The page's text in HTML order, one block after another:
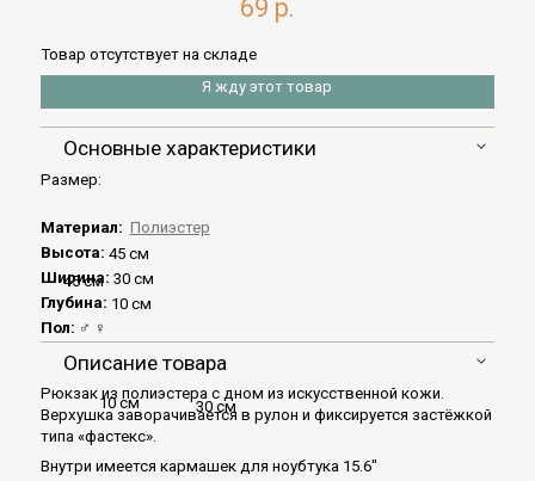
69 р.
Товар отсутствует на складе
Я жду этот товар
Основные характеристики
45 см
10 см 30 см
Размер:
Материал: Полиэстер
Высота: 45 см
Ширина: 30 см
Глубина: 10 см
Пол: ♂ ♀
Описание товара
Рюкзак из полиэстера с дном из искусственной кожи.
Верхушка заворачивается в рулон и фиксируется застёжкой
типа «фастекс».
Внутри имеется кармашек для ноубтука 15.6″